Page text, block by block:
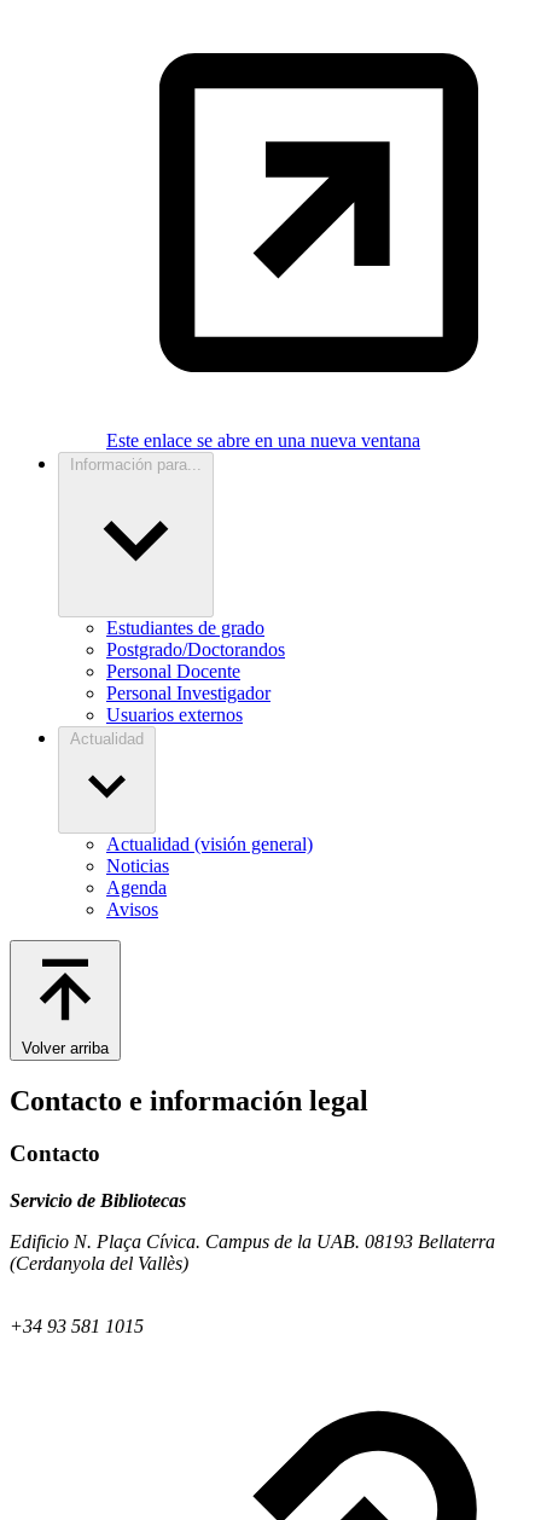
Este enlace se abre en una nueva ventana
Información para...
Estudiantes de grado
Postgrado/Doctorandos
Personal Docente
Personal Investigador
Usuarios externos
Actualidad
Actualidad (visión general)
Noticias
Agenda
Avisos
Volver arriba
Contacto e información legal
Contacto
Servicio de Bibliotecas
Edificio N. Plaça Cívica. Campus de la UAB. 08193 Bellaterra
(Cerdanyola del Vallès)
+34 93 581 1015